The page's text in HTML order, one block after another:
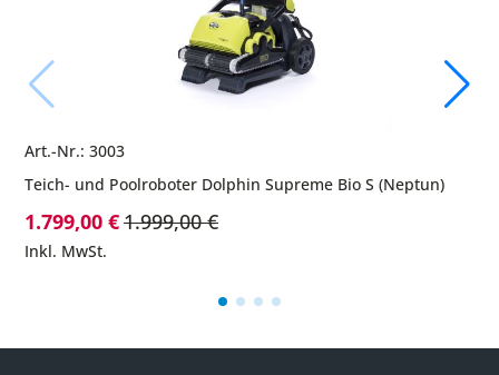
Art.-Nr.: 3003
Teich- und Poolroboter Dolphin Supreme Bio S (Neptun)
Sonderpreis
1.799,00 €1.999,00 €
Inkl. MwSt.